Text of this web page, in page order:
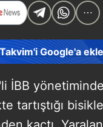
Takvim'i Google'a
İBB
tartıştığı